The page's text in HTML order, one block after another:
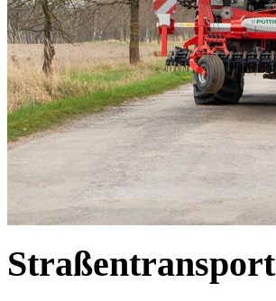
Straßentransport